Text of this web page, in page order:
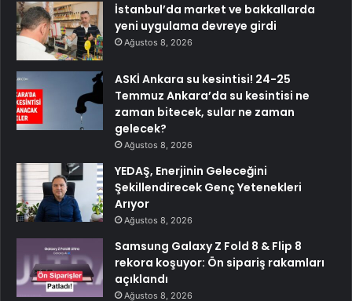
İstanbul’da market ve bakkallarda
yeni uygulama devreye girdi
Ağustos 8, 2026
ASKİ Ankara su kesintisi! 24-25
Temmuz Ankara’da su kesintisi ne
zaman bitecek, sular ne zaman
gelecek?
Ağustos 8, 2026
YEDAŞ, Enerjinin Geleceğini
Şekillendirecek Genç Yetenekleri
Arıyor
Ağustos 8, 2026
Samsung Galaxy Z Fold 8 & Flip 8
rekora koşuyor: Ön sipariş rakamları
açıklandı
Ağustos 8, 2026